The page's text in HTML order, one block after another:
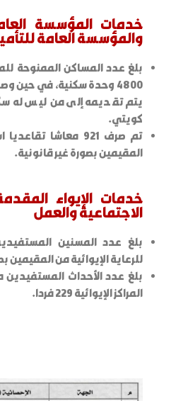
خدمات المؤسسة
والمؤسسة العامة
بلغ عدد المساكن الممنوحة
4800 وحدة سكنية، في حين
يتم تقديمه إلى من ليس له
كويتي.
المقيمين بصورة غير قانونية.
خدمات الإيواء
الاجتماعية والعمل
بلغ عدد المسنين
للرعاية الإيوائية من المقيمين بصورة
بلغ عدد الأحداث
المراكز الإيوائية 229 فردا.